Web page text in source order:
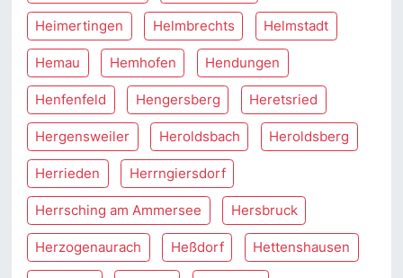
Heimertingen Helmbrechts Helmstadt
Hemau Hemhofen Hendungen
Henfenfeld Hengersberg Heretsried
Hergensweiler Heroldsbach Heroldsberg
Herrieden Herrngiersdorf
Herrsching am Ammersee Hersbruck
Herzogenaurach Heßdorf Hettenshausen